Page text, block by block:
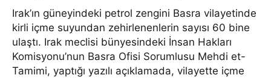
Irak’ın güneyindeki petrol zengini Basra vilayetinde
kirli içme suyundan zehirlenenlerin sayısı 60 bine
ulaştı. Irak meclisi bünyesindeki İnsan Hakları
Komisyonu’nun Basra Ofisi Sorumlusu Mehdi et-
Tamimi, yaptığı yazılı açıklamada, vilayette içme